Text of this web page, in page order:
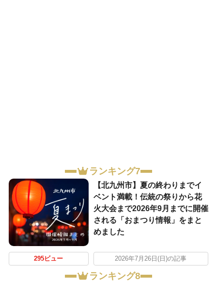
ランキング7
【北九州市】夏の終わりまでイ
ベント満載！伝統の祭りから花
火大会まで2026年9月までに開催
される「おまつり情報」をまと
めました
295ビュー 2026年7月26日(日)の記事
ランキング8